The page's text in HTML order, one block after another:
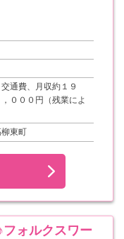
通費、月収約１９
０００円（残業によ
東町
ォルクスワー